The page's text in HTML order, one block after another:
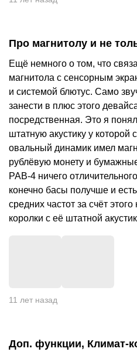
Про магнитолу и не
Ещё немного о том, что
магнитола с сенсорным
и системой блютус. Само
занести в плюс этого
посредственная. Это я
штатную акустику у
овальный динамик имел
рублёвую монету и
РАВ-4 ничего
конечно басы получше и
средних частот за счёт
королки с её штатной
11 лет назад
Доп. функции, Климат-